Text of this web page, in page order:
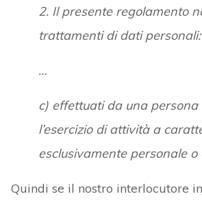
2. Il presente regolamento
trattamenti di dati personali:
…
c) effettuati da una persona
l’esercizio di attività a
esclusivamente personale o
Quindi se il nostro interlocutore